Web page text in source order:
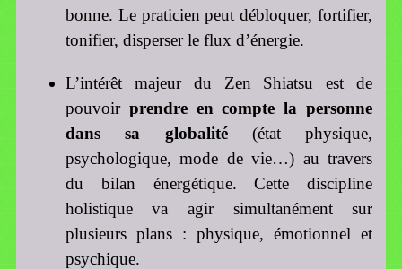
bonne. Le praticien peut débloquer, fortifier,
tonifier, disperser le flux d’énergie.
L’intérêt majeur du Zen Shiatsu est de
pouvoir prendre en compte la personne
dans sa globalité(état physique,
psychologique, mode de vie…) au travers
du bilan énergétique. Cette discipline
holistique va agir simultanément sur
plusieurs plans : physique, émotionnel et
psychique.